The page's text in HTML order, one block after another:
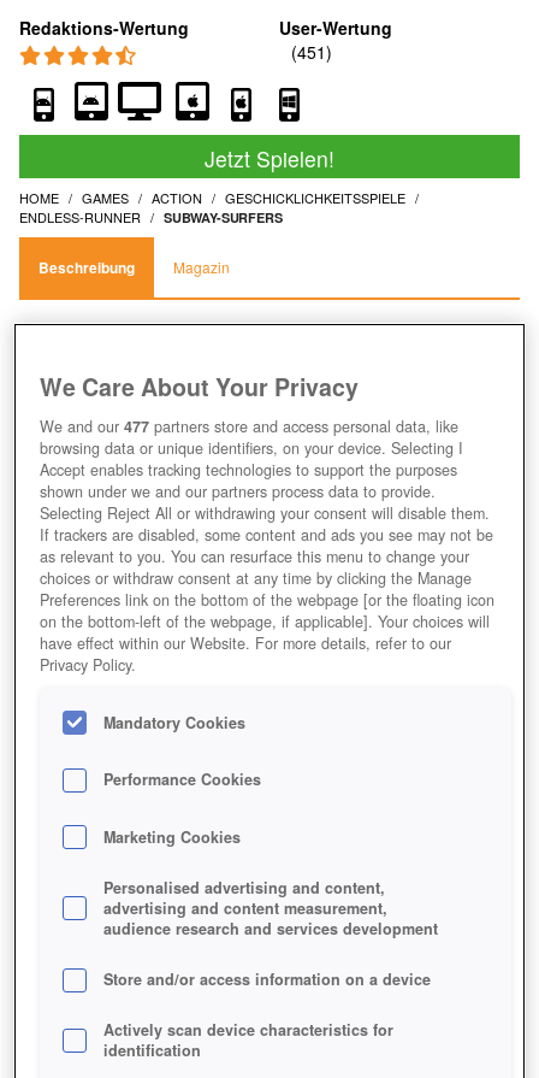
Redaktions-Wertung User-Wertung
Jetzt Spielen!
HOME GAMES ACTION
GESCHICKLICHKEITSSPIELE
ENDLESS-RUNNER
SUBWAY-SURFERS
Beschreibung Magazin
IM HANDYSPIEL SUBWAY SURFERS!
We Care About Your Privacy
We and our477 partners store and access personal data, like
browsing data or unique identifiers, on your device. Selecting I
Accept enables tracking technologies to support the purposes
shown under we and our partners process data to provide.
Selecting Reject All or withdrawing your consent will disable them.
If trackers are disabled, some content and ads you see may not be
as relevant to you. You can resurface this menu to change your
choices or withdraw consent at any time by clicking the Manage
Preferences link on the bottom of the webpage [or the floating icon
on the bottom-left of the webpage, if applicable]. Your choices will
have effect within our Website. For more details, refer to our
Privacy Policy.
Mandatory Cookies
Performance Cookies
Marketing Cookies
Personalised advertising and content,
advertising and content measurement,
audience research and services development
Store and/or access information on a device
Actively scan device characteristics for
identification